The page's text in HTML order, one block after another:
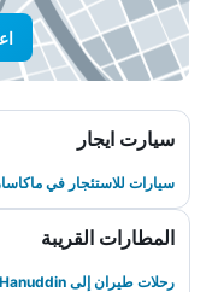
سيارت ايجار
سيارات للاستئجار في
المطارات القريبة
رحلات طيران إلى Sultan Hanuddin